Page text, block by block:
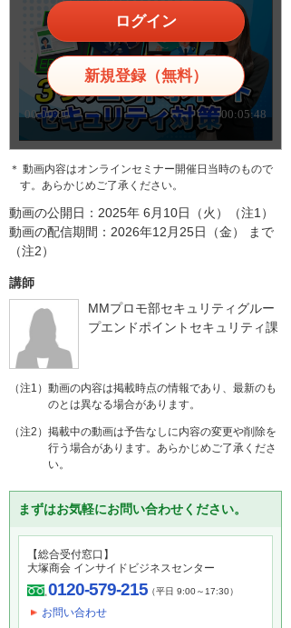
ログイン
新規登録（無料）
＊ 動画内容はオンラインセミナー開催日当時のもので
す。あらかじめご了承ください。
動画の公開日：2025年 6月10日（火）（注1）
動画の配信期間：2026年12月25日（金） まで
（注2）
講師
MMプロモ部セキュリティグルー
プエンドポイントセキュリティ課
（注1）動画の内容は掲載時点の情報であり、最新のも
のとは異なる場合があります。
（注2）掲載中の動画は予告なしに内容の変更や削除を
行う場合があります。あらかじめご了承くださ
い。
まずはお気軽にお問い合わせください。
【総合受付窓口】
大塚商会 インサイドビジネスセンター
0120-579-215（平日 9:00～17:30）
お問い合わせ